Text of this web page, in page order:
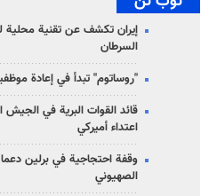
إيران تكشف عن تقنية محلية
السرطان
"روساتوم" تبدأ في إعادة
قائد القوات البرية في الجيش
اعتداء أميركي
وقفة احتجاجية في برلين
الصهیوني